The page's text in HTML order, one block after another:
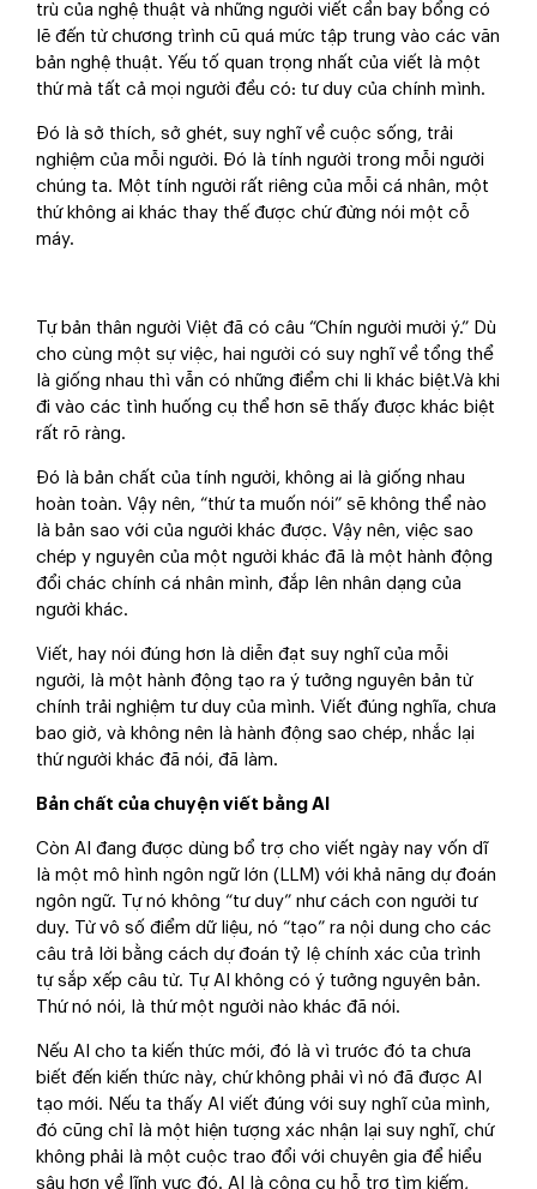
trù của nghệ thuật và những người viết cần bay bổng có
lẽ đến từ chương trình cũ quá mức tập trung vào các văn
bản nghệ thuật. Yếu tố quan trọng nhất của viết là một
thứ mà tất cả mọi người đều có: tư duy của chính mình.
Đó là sở thích, sở ghét, suy nghĩ về cuộc sống, trải
nghiệm của mỗi người. Đó là tính người trong mỗi người
chúng ta. Một tính người rất riêng của mỗi cá nhân, một
thứ không ai khác thay thế được chứ đừng nói một cỗ
máy.
Tự bản thân người Việt đã có câu “Chín người mười ý.” Dù
cho cùng một sự việc, hai người có suy nghĩ về tổng thể
là giống nhau thì vẫn có những điểm chi li khác biệt.Và khi
đi vào các tình huống cụ thể hơn sẽ thấy được khác biệt
rất rõ ràng.
Đó là bản chất của tính người, không ai là giống nhau
hoàn toàn. Vậy nên, “thứ ta muốn nói” sẽ không thể nào
là bản sao với của người khác được. Vậy nên, việc sao
chép y nguyên của một người khác đã là một hành động
đổi chác chính cá nhân mình, đắp lên nhân dạng của
người khác.
Viết, hay nói đúng hơn là diễn đạt suy nghĩ của mỗi
người, là một hành động tạo ra ý tưởng nguyên bản từ
chính trải nghiệm tư duy của mình. Viết đúng nghĩa, chưa
bao giờ, và không nên là hành động sao chép, nhắc lại
thứ người khác đã nói, đã làm.
Bản chất của chuyện viết bằng AI
Còn AI đang được dùng bổ trợ cho viết ngày nay vốn dĩ
là một mô hình ngôn ngữ lớn (LLM) với khả năng dự đoán
ngôn ngữ. Tự nó không “tư duy” như cách con người tư
duy. Từ vô số điểm dữ liệu, nó “tạo” ra nội dung cho các
câu trả lời bằng cách dự đoán tỷ lệ chính xác của trình
tự sắp xếp câu từ. Tự AI không có ý tưởng nguyên bản.
Thứ nó nói, là thứ một người nào khác đã nói.
Nếu AI cho ta kiến thức mới, đó là vì trước đó ta chưa
biết đến kiến thức này, chứ không phải vì nó đã được AI
tạo mới. Nếu ta thấy AI viết đúng với suy nghĩ của mình,
đó cũng chỉ là một hiện tượng xác nhận lại suy nghĩ, chứ
không phải là một cuộc trao đổi với chuyên gia để hiểu
sâu hơn về lĩnh vực đó. AI là công cụ hỗ trợ tìm kiếm,